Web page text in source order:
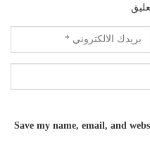
Save my name, email, and